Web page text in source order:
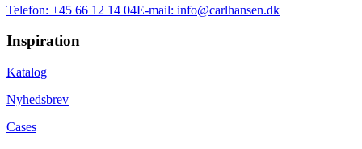
Telefon: +45 66 12 14 04E-mail: info@carlhansen.dk
Inspiration
Katalog
Nyhedsbrev
Cases